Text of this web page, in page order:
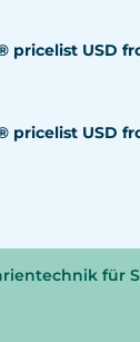
pricelist USD
pricelist USD
für